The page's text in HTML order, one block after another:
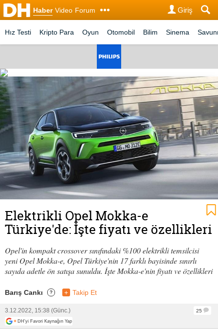
Haber Video Forum Giriş
Hız Testi Kripto Para Oyun Otomobil Bilim Sinema
Elektrikli Opel Mokka-e
Türkiye'de: İşte fiyatı ve özellikleri
Opel'in kompakt crossover sınıfındaki %100 elektrikli temsilcisi
yeni Opel Mokka-e, Opel Türkiye'nin 17 farklı bayisinde sınırlı
sayıda adetle ön satışa sunuldu. İşte Mokka-e'nin fiyatı ve özellikleri
Barış Cankı ? + Takip Et
3.12.2022, 15:38 (Günc.)
25
+ DH'yi Favori Kaynağın Yap